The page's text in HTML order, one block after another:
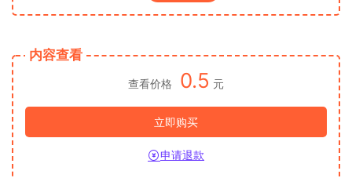
内容查看
查看价格 0.5 元
立即购买
申请退款